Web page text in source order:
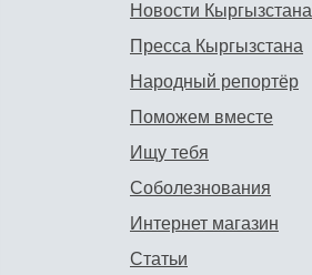
Новости Кыргызстана
Пресса Кыргызстана
Народный репортёр
Поможем вместе
Ищу тебя
Соболезнования
Интернет магазин
Статьи